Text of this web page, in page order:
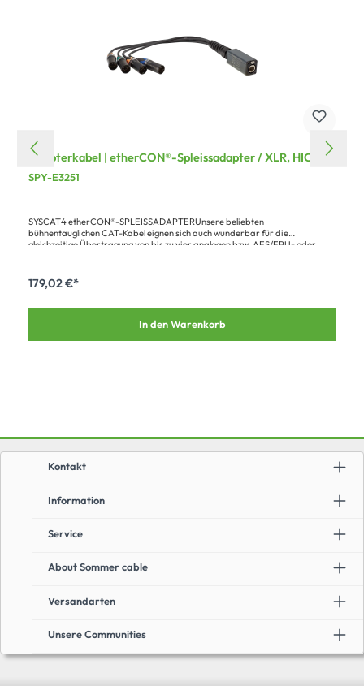
Adapterkabel | etherCON®-Spleissadapter / XLR, HICON
SPY-E3251
SYSCAT4 etherCON®-SPLEISSADAPTERUnsere beliebten
bühnentauglichen CAT-Kabel eignen sich auch wunderbar für die
gleichzeitige Übertragung von bis zu vier analogen bzw. AES/EBU- oder
Patchleitung SC-SEMICOLON 2 in Kombination mit dem CAT.6a
etherCON®-Vollmetallverbinder von NEUTRIK® sowie HICON® bzw.
HOUSING Metallgehäuse untergebracht, welches auch die
Leitungsverschraubung in einer massiven 3 mm-Stahlplatte beherbergt. Die
179,02 €*
In den Warenkorb
Information
Service
About Sommer cable
Versandarten
Unsere Communities
Kontakt